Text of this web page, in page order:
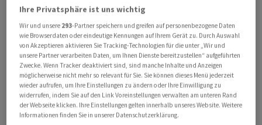
eine Fortsetzung des Bullenmarktes, und bei Anthropic
und OpenAI hat man vor möglichen eigenen
Börsengängen ebenfalls genau hingesehen.
Mit dem Debüt an der Nasdaq ist nicht einfach ein
Raketenbauer handelbar geworden. Anleger kaufen nun
direkt in das wohl ambitionierteste Konglomerat der
Gegenwart hinein. SpaceX verbindet Raumfahrt,
Ihre Privatsphäre ist uns wichtig
Wir und unsere 293-Partner speichern und greifen auf personenbezogene Daten
wie Browserdaten oder eindeutige Kennungen auf Ihrem Gerät zu. Durch Auswahl
von Akzeptieren aktivieren Sie Tracking-Technologien für die unter „Wir und
unsere Partner verarbeiten Daten, um Ihnen Dienste bereitzustellen“ aufgeführten
Zwecke. Wenn Tracker deaktiviert sind, sind manche Inhalte und Anzeigen
möglicherweise nicht mehr so relevant für Sie. Sie können dieses Menü jederzeit
wieder aufrufen, um Ihre Einstellungen zu ändern oder Ihre Einwilligung zu
widerrufen, indem Sie auf den Link Voreinstellungen verwalten am unteren Rand
der Webseite klicken. Ihre Einstellungen gelten innerhalb unseres Website. Weitere
Informationen finden Sie in unserer Datenschutzerklärung.